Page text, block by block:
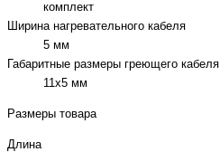
комплект
Ширина нагревательного кабеля
5 мм
Габаритные размеры греющего кабеля
11х5 мм
Размеры товара
Длина